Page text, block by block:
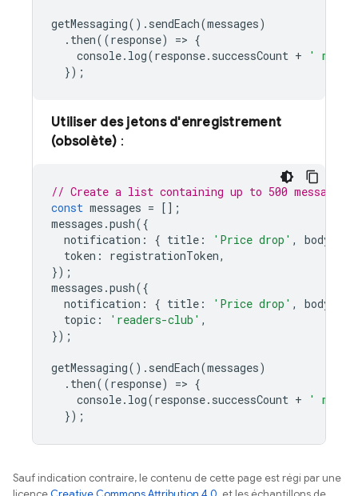
getMessaging(). sendEach(messages)
. then((response) => {
console. log(response. successCount +
'
});
Utiliser des jetons d'enregistrement
(obsolète) :
// Create a list containing up to 500 messages.
const messages = [];
messages .push({
notification : { title : 'Price drop' , body
token : registrationToken,
});
messages .push({
notification : { title : 'Price drop' , body
topic : 'readers-club' ,
});
getMessaging(). sendEach(messages)
. then((response) => {
console. log(response. successCount +
'
});
Sauf indication contraire, le contenu de cette page est régi par une